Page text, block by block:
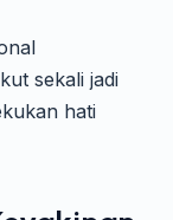
sekali jadi
hati